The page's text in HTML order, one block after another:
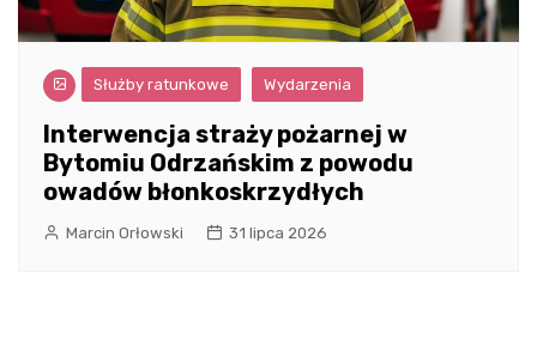
Służby ratunkowe Wydarzenia
Interwencja straży pożarnej w
Bytomiu Odrzańskim z powodu
owadów błonkoskrzydłych
Marcin Orłowski 31 lipca 2026